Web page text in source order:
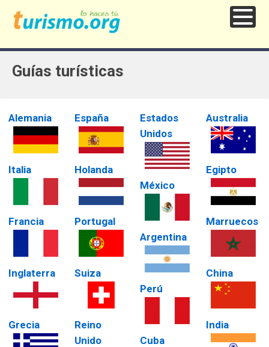
Guías turísticas
Alemania
Italia
Francia
Inglaterra
Grecia
España
Holanda
Portugal
Suiza
Reino
Unido
Estados
Unidos
México
Argentina
Perú
Cuba
Australia
Egipto
Marruecos
China
India